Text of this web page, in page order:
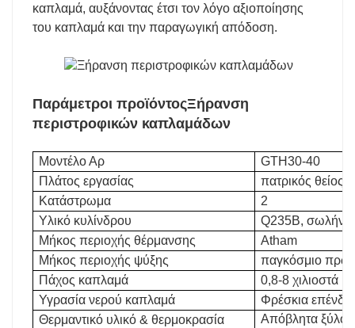
καπλαμά, αυξάνοντας έτσι τον λόγο αξιοποίησης
του καπλαμά και την παραγωγική απόδοση.
Παράμετροι προϊόντοςΞήρανση
περιστροφικών καπλαμάδων
Μοντέλο Αρ
GTH30-40
Πλάτος εργασίας
πατρικός θείος
Κατάστρωμα
2
Υλικό κυλίνδρου
Q235B,
Μήκος περιοχής θέρμανσης
Atham
Μήκος περιοχής ψύξης
παγκόσμιο
Πάχος καπλαμά
0,8-8 χιλιοστά
Υγρασία νερού καπλαμά
Φρέσκια
Θερμαντικό υλικό & θερμοκρασία
Απόβλητα